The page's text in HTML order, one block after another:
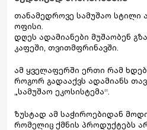
თანამედროვე სამუშაო
ოფისი.
დღეს ადამიანები მუშაობენ
კაფეში, თვითმფრინავში.
ამ ყველაფერში ერთი რამ
როგორ გადააქვს ადამიანს
„სამუშაო ეკოსისტემა“.
ზუსტად ამ საჭიროებიდან
რომელიც ქმნის პროდუქტებს